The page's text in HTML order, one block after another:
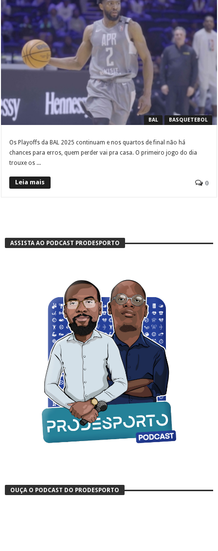
BAL BASQUETEBOL
Os Playoffs da BAL 2025 continuam e nos quartos de final não há
chances para erros, quem perder vai pra casa. O primeiro jogo do dia
trouxe os ...
Leia mais 0
ASSISTA AO PODCAST PRODESPORTO
OUÇA O PODCAST DO PRODESPORTO